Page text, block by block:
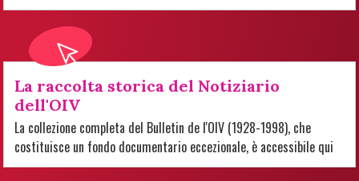
La raccolta storica del Notiziario
dell'OIV
La collezione completa del Bulletin de l'OIV (1928-1998), che
costituisce un fondo documentario eccezionale, è accessibile qui